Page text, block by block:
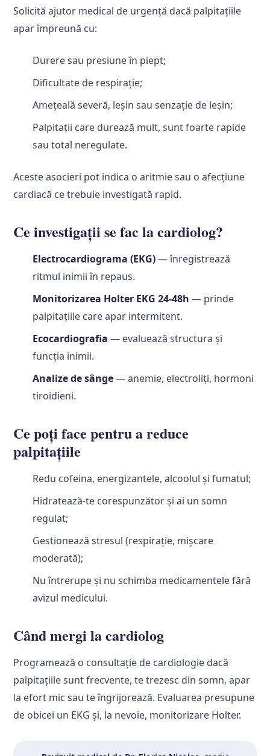
Solicită ajutor medical de urgență dacă palpitațiile
apar împreună cu:
Durere sau presiune în piept;
Dificultate de respirație;
Amețeală severă, leșin sau senzație de leșin;
Palpitații care durează mult, sunt foarte rapide
sau total neregulate.
Aceste asocieri pot indica o aritmie sau o afecțiune
cardiacă ce trebuie investigată rapid.
Ce investigații se fac la cardiolog?
Electrocardiograma (EKG)— înregistrează
ritmul inimii în repaus.
Monitorizarea Holter EKG 24-48h — prinde
palpitațiile care apar intermitent.
Ecocardiografia — evaluează structura și
funcția inimii.
Analize de sânge— anemie, electroliți, hormoni
tiroidieni.
Ce poți face pentru a reduce
palpitațiile
Redu cofeina, energizantele, alcoolul și fumatul;
Hidratează-te corespunzător și ai un somn
regulat;
Gestionează stresul (respirație, mișcare
moderată);
Nu întrerupe și nu schimba medicamentele fără
avizul medicului.
Când mergi la cardiolog
Programează o consultație de cardiologie dacă
palpitațiile sunt frecvente, te trezesc din somn, apar
la efort mic sau te îngrijorează. Evaluarea presupune
de obicei un EKG și, la nevoie, monitorizare Holter.